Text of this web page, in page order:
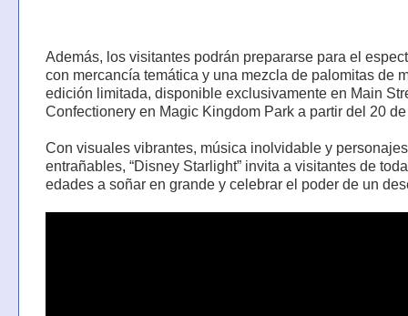
Además, los visitantes podrán prepararse para el
con mercancía temática y una mezcla de palomitas de
edición limitada, disponible exclusivamente en Main
Confectionery en Magic Kingdom Park a partir del 20
Con visuales vibrantes, música inolvidable y personajes
entrañables, “Disney Starlight” invita a visitantes de
edades a soñar en grande y celebrar el poder de un